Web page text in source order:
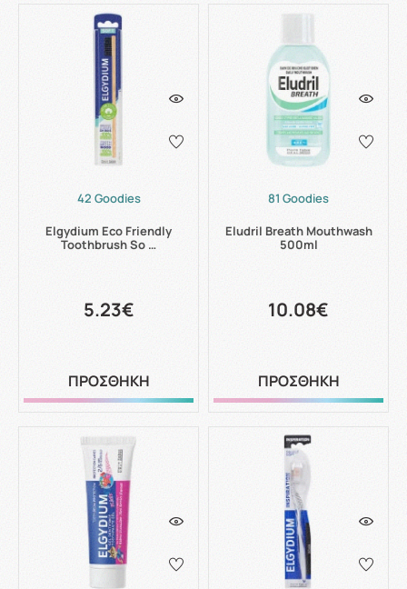
42 Goodies
Elgydium Eco Friendly
Toothbrush So …
5.23€
ΠΡΟΣΘΗΚΗ
81 Goodies
Eludril Breath Mouthwash
500ml
10.08€
ΠΡΟΣΘΗΚΗ